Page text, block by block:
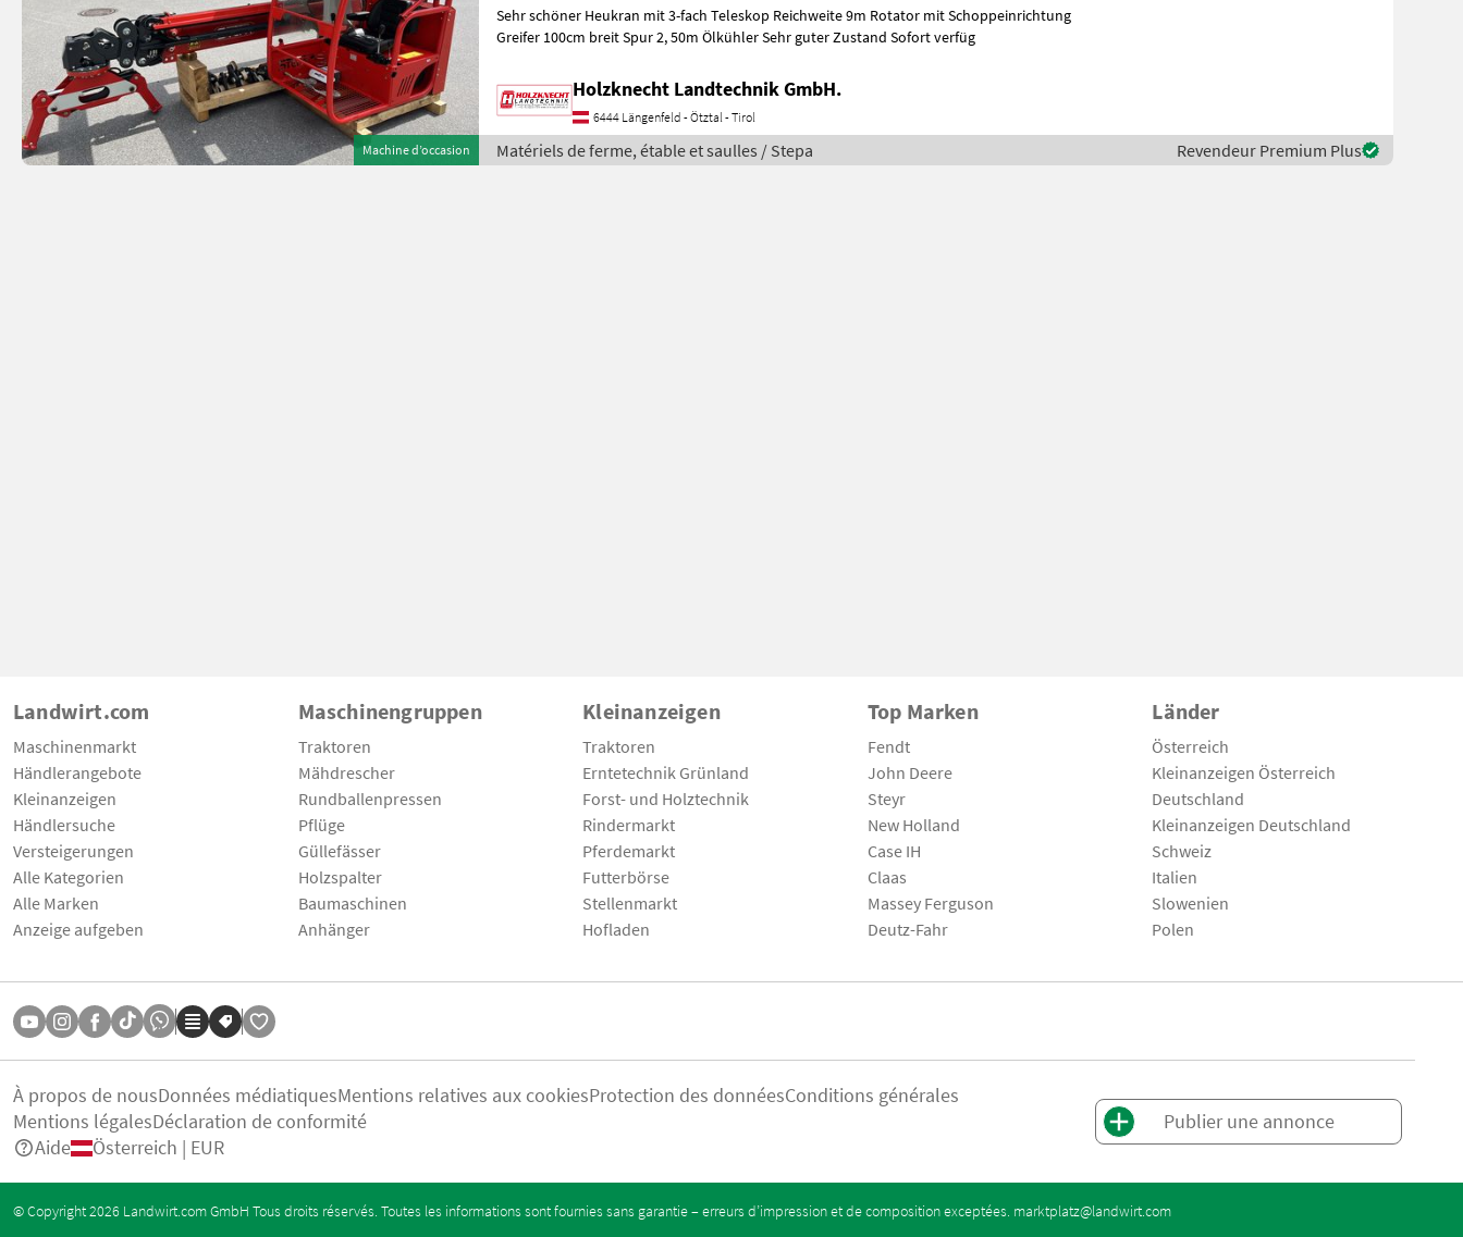
Machine d’occasion
Sehr schöner Heukran mit 3-fach Teleskop Reichweite 9m Rotator mit Schoppeinrichtung
Greifer 100cm breit Spur 2, 50m Ölkühler Sehr guter Zustand Sofort verfüg
Holzknecht Landtechnik GmbH.
6444 Längenfeld - Ötztal - Tirol
Matériels de ferme, étable et saulles / Stepa Revendeur Premium Plus
Landwirt.com
Maschinenmarkt
Händlerangebote
Kleinanzeigen
Händlersuche
Versteigerungen
Alle Kategorien
Alle Marken
Anzeige aufgeben
Maschinengruppen
Traktoren
Mähdrescher
Rundballenpressen
Pflüge
Güllefässer
Holzspalter
Baumaschinen
Anhänger
Kleinanzeigen
Traktoren
Erntetechnik Grünland
Forst- und Holztechnik
Rindermarkt
Pferdemarkt
Futterbörse
Stellenmarkt
Hofladen
Top Marken
Fendt
John Deere
Steyr
New Holland
Case IH
Claas
Massey Ferguson
Deutz-Fahr
Länder
Österreich
Kleinanzeigen Österreich
Deutschland
Kleinanzeigen Deutschland
Schweiz
Italien
Slowenien
Polen
À propos de nousDonnées médiatiquesMentions relatives aux cookiesProtection des donnéesConditions générales
Mentions légalesDéclaration de conformité
Aide
Österreich | EUR
Publier une annonce
© Copyright 2026 Landwirt.com GmbH Tous droits réservés. Toutes les informations sont fournies sans garantie – erreurs d’impression et de composition exceptées. marktplatz@landwirt.com